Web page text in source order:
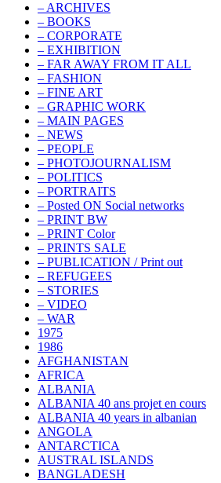
– ARCHIVES
– BOOKS
– CORPORATE
– EXHIBITION
– FAR AWAY FROM IT ALL
– FASHION
– FINE ART
– GRAPHIC WORK
– MAIN PAGES
– NEWS
– PEOPLE
– PHOTOJOURNALISM
– POLITICS
– PORTRAITS
– Posted ON Social networks
– PRINT BW
– PRINT Color
– PRINTS SALE
– PUBLICATION / Print out
– REFUGEES
– STORIES
– VIDEO
– WAR
1975
1986
AFGHANISTAN
AFRICA
ALBANIA
ALBANIA 40 ans projet en cours
ALBANIA 40 years in albanian
ANGOLA
ANTARCTICA
AUSTRAL ISLANDS
BANGLADESH